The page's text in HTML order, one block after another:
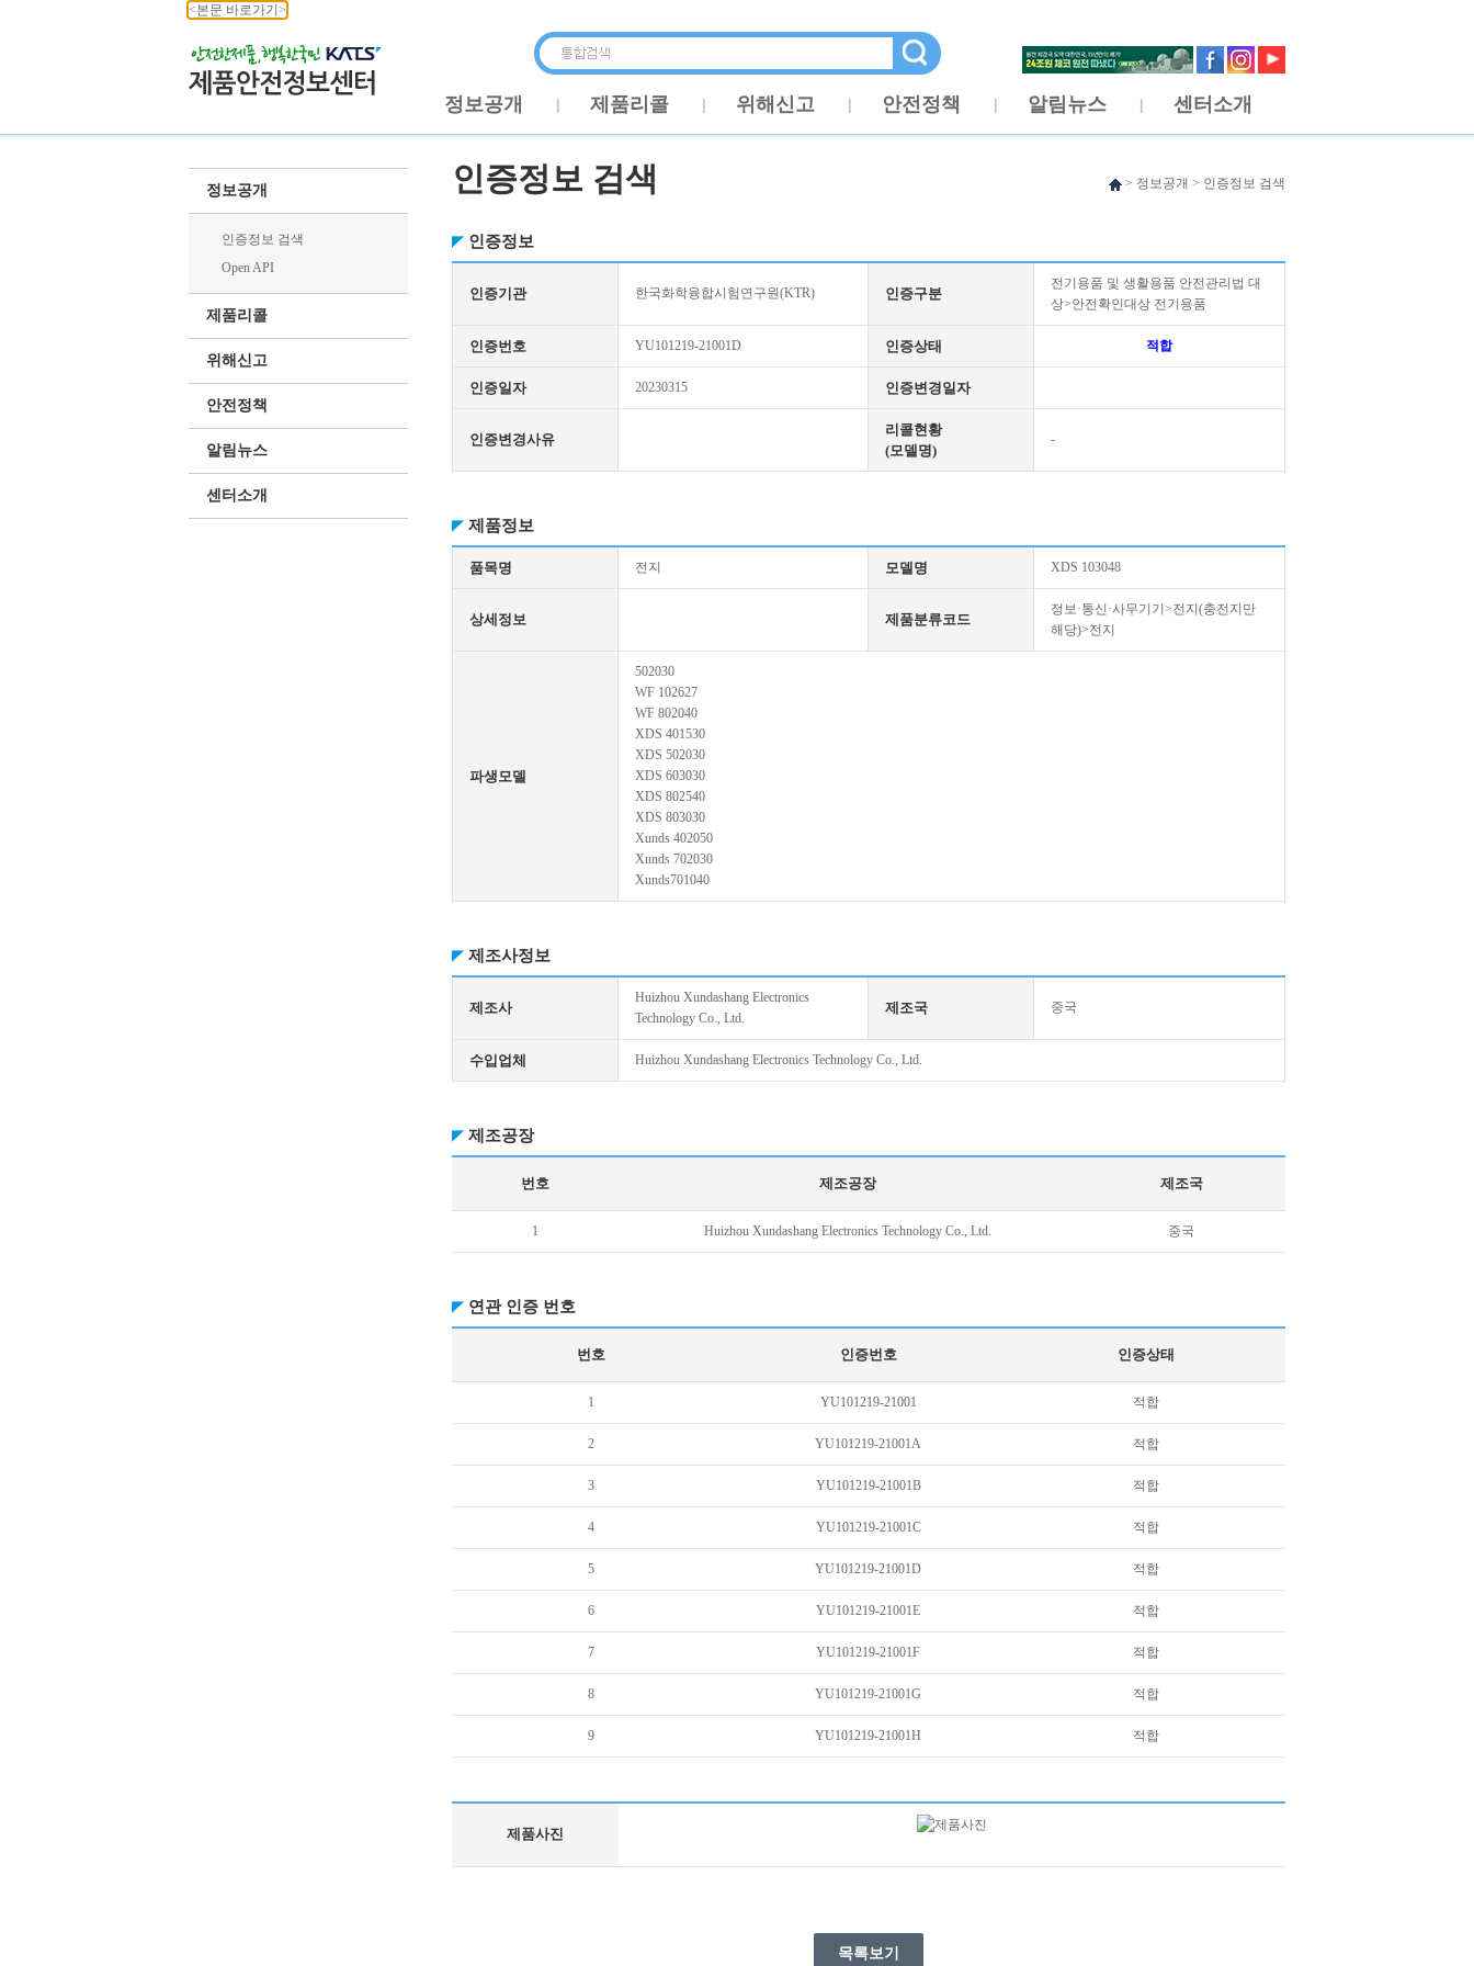
<본문 바로가기>
정보공개 제품리콜 위해신고 안전정책 알림뉴스 센터소개
정보공개
인증정보 검색
Open API
제품리콜
위해신고
안전정책
알림뉴스
센터소개
인증정보 검색 > 정보공개 > 인증정보 검색
인증정보
인증기관 한국화학융합시험연구원(KTR) 인증구분
전기용품 및 생활용품 안전관리법 대
상>안전확인대상 전기용품
인증번호 YU101219-21001D 인증상태 적합
인증일자 20230315 인증변경일자
인증변경사유
리콜현황
(모델명)
-
제품정보
품목명 전지 모델명 XDS 103048
상세정보 제품분류코드
정보·통신·사무기기>전지(충전지만
해당)>전지
파생모델
502030
WF 102627
WF 802040
XDS 401530
XDS 502030
XDS 603030
XDS 802540
XDS 803030
Xunds 402050
Xunds 702030
Xunds701040
제조사정보
제조사
Huizhou Xundashang Electronics
Technology Co., Ltd.
제조국 중국
수입업체 Huizhou Xundashang Electronics Technology Co., Ltd.
제조공장
번호 제조공장 제조국
1 Huizhou Xundashang Electronics Technology Co., Ltd. 중국
연관 인증 번호
번호 인증번호 인증상태
1 YU101219-21001 적합
2 YU101219-21001A 적합
3 YU101219-21001B 적합
4 YU101219-21001C 적합
5 YU101219-21001D 적합
6 YU101219-21001E 적합
7 YU101219-21001F 적합
8 YU101219-21001G 적합
9 YU101219-21001H 적합
제품사진
목록보기